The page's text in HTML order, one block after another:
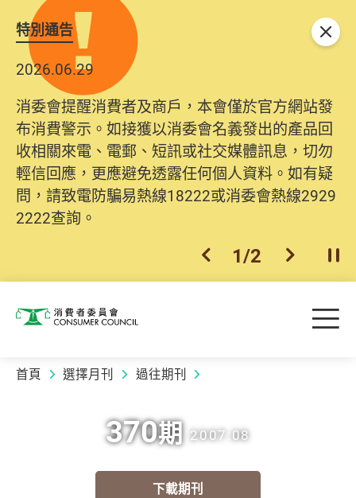
特別通告
2026.06.29
消委會提醒消費者及商戶，本會僅於官方網站發
布消費警示。如接獲以消委會名義發出的產品回
收相關來電、電郵、短訊或社交媒體訊息，切勿
輕信回應，更應避免透露任何個人資料。如有疑
問，請致電防騙易熱線18222或消委會熱線2929
2222查詢。
上一個
1/2 下一個開
關閉
消費者委員會 目
首頁 選擇月刊 過往期刊
370期 2007.08
下載期刊